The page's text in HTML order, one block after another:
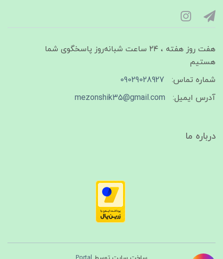
هفت روز هفته ، ۲۴ ساعت شبانه‌روز پاسخگوی شما
هستیم
شماره تماس:
09029028927
آدرس ایمیل:
mezonshik35@gmail.com
درباره ما